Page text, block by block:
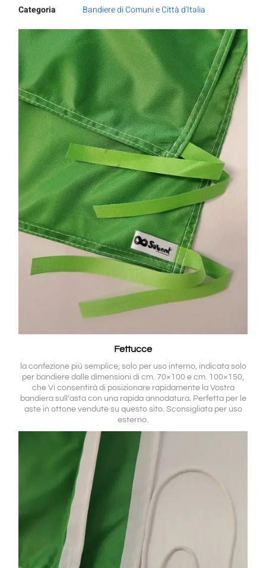
Categoria
Bandiere di Comuni e Città d'Italia
Fettucce
la confezione più semplice, solo per uso interno, indicata solo
per bandiere dalle dimensioni di cm. 70×100 e cm. 100×150,
che Vi consentirà di posizionare rapidamente la Vostra
bandiera sull’asta con una rapida annodatura. Perfetta per le
aste in ottone vendute su questo sito. Sconsigliata per uso
esterno.